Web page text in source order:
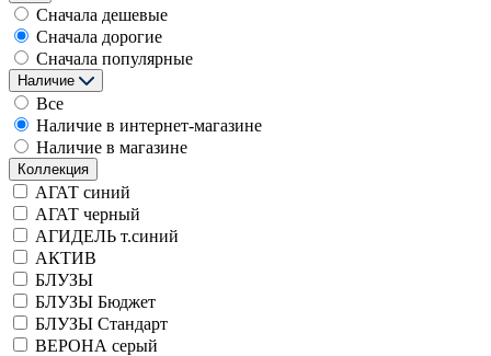
Сначала дешевые
Сначала дорогие
Сначала популярные
Наличие
Все
Наличие в интернет-магазине
Наличие в магазине
Коллекция
АГАТ синий
АГАТ черный
АГИДЕЛЬ т.синий
АКТИВ
БЛУЗЫ
БЛУЗЫ Бюджет
БЛУЗЫ Стандарт
ВЕРОНА серый